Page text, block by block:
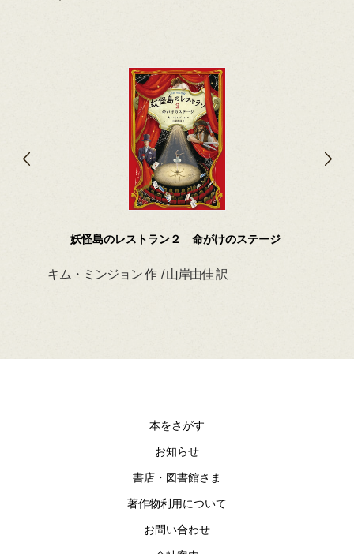
妖怪島のレストラン２ 命がけのステージ
キム・ミンジョン 作 / 山岸由佳 訳
本をさがす
お知らせ
書店・図書館さま
著作物利用について
お問い合わせ